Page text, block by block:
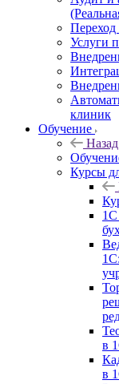
Услуги
клиник
Обучение
Назад
Курсы
1С
в
в